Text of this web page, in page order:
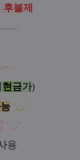
후불제
|╾╮
현금가)
능 ˘◡˘
˘◡˘
용